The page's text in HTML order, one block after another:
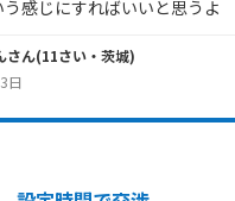
感じにすればいいと思うよ
さん(11さい・ 茨城)
日